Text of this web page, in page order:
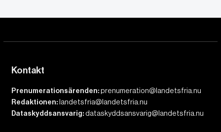
Kontakt
Prenumerationsärenden:prenumeration@landetsfria.nu
Redaktionen: landetsfria@landetsfria.nu
Dataskyddsansvarig:dataskyddsansvarig@landetsfria.nu